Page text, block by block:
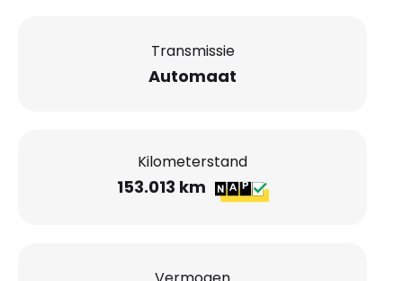
Transmissie
Automaat
Kilometerstand
153.013 km